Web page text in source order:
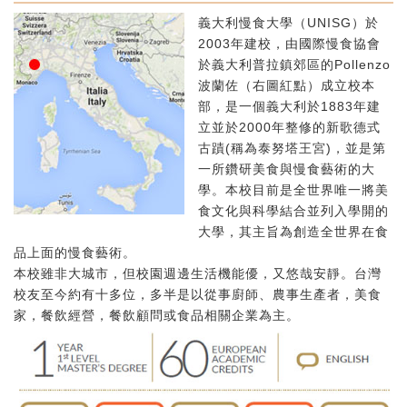
義大利慢食大學（UNISG）於
2003年建校，由國際慢食協會
於義大利普拉鎮郊區的Pollenzo
波蘭佐（右圖紅點）成立校本
部，是一個義大利於1883年建
立並於2000年整修的新歌德式
古蹟(稱為泰努塔王宮)，並是第
一所鑽研美食與慢食藝術的大
學。本校目前是全世界唯一將美
食文化與科學結合並列入學開的
大學，其主旨為創造全世界在食
品上面的慢食藝術。
本校雖非大城市，但校園週邊生活機能優，又悠哉安靜。台灣
校友至今約有十多位，多半是以從事廚師、農事生產者，美食
家，餐飲經營，餐飲顧問或食品相關企業為主。